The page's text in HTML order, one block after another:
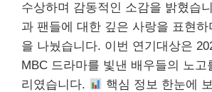
수상하며 감동적인 소감을 밝혔습
과 팬들에 대한 깊은 사랑을 표현
을 나눴습니다. 이번 연기대상은
MBC 드라마를 빛낸 배우들의 노고
리였습니다.
핵심 정보 한눈에